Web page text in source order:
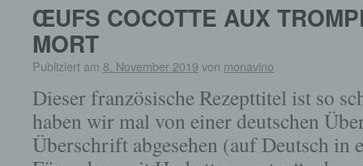
ŒUFS COCOTTE AUX
MORT
Publiziert am 8. November 2019 von monavino
Dieser französische Rezepttitel ist so
haben wir mal von einer deutschen
Überschrift abgesehen (auf Deutsch in